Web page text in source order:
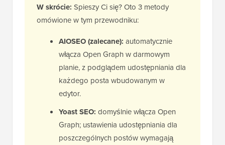
W skrócie: Spieszy Ci się? Oto 3 metody
omówione w tym przewodniku:
AIOSEO (zalecane): automatycznie
włącza Open Graph w darmowym
planie, z podglądem udostępniania dla
każdego posta wbudowanym w
edytor.
Yoast SEO: domyślnie włącza Open
Graph; ustawienia udostępniania dla
poszczególnych postów wymagają